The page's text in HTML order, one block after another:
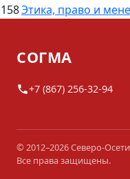
158Этика, право и
СОГМА
+7 (867) 256-32-94
© 2012–2026 Северо-
Все права защищены.